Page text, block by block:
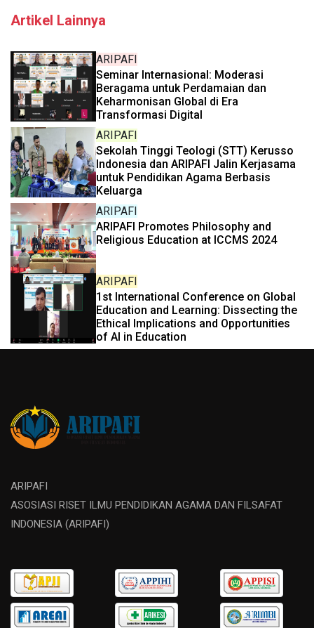
Artikel Lainnya
ARIPAFI
Seminar Internasional: Moderasi
Beragama untuk Perdamaian dan
Keharmonisan Global di Era
Transformasi Digital
ARIPAFI
Sekolah Tinggi Teologi (STT) Kerusso
Indonesia dan ARIPAFI Jalin Kerjasama
untuk Pendidikan Agama Berbasis
Keluarga
ARIPAFI
ARIPAFI Promotes Philosophy and
Religious Education at ICCMS 2024
ARIPAFI
1st International Conference on Global
Education and Learning: Dissecting the
Ethical Implications and Opportunities
of AI in Education
ARIPAFI
ASOSIASI RISET ILMU PENDIDIKAN AGAMA DAN FILSAFAT
INDONESIA (ARIPAFI)